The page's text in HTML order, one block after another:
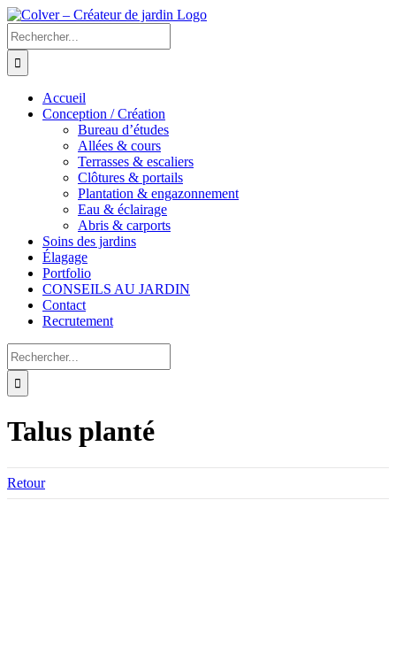
Passer
au
contenu
Rechercher:
Accueil
Conception / Création
Bureau d’études
Allées & cours
Terrasses & escaliers
Clôtures & portails
Plantation & engazonnement
Eau & éclairage
Abris & carports
Soins des jardins
Élagage
Portfolio
CONSEILS AU JARDIN
Contact
Recrutement
Rechercher:
Talus planté
Retour